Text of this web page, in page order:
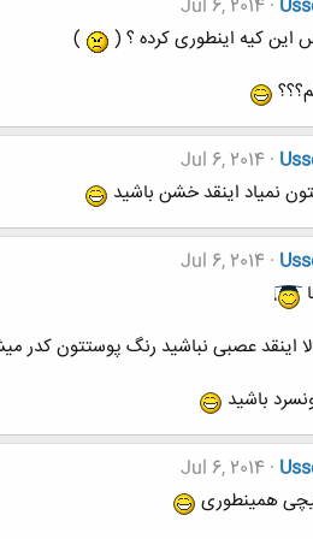
Jul 6, 2014
این کیه اینطوری کرده ؟ (
)
Jul 6, 2014
نمیاد اینقد خشن باشید
Jul 6, 2014
اینقد عصبی نباشید رنگ پوستتون کدر
باشید
Jul 6, 2014
همینطوری